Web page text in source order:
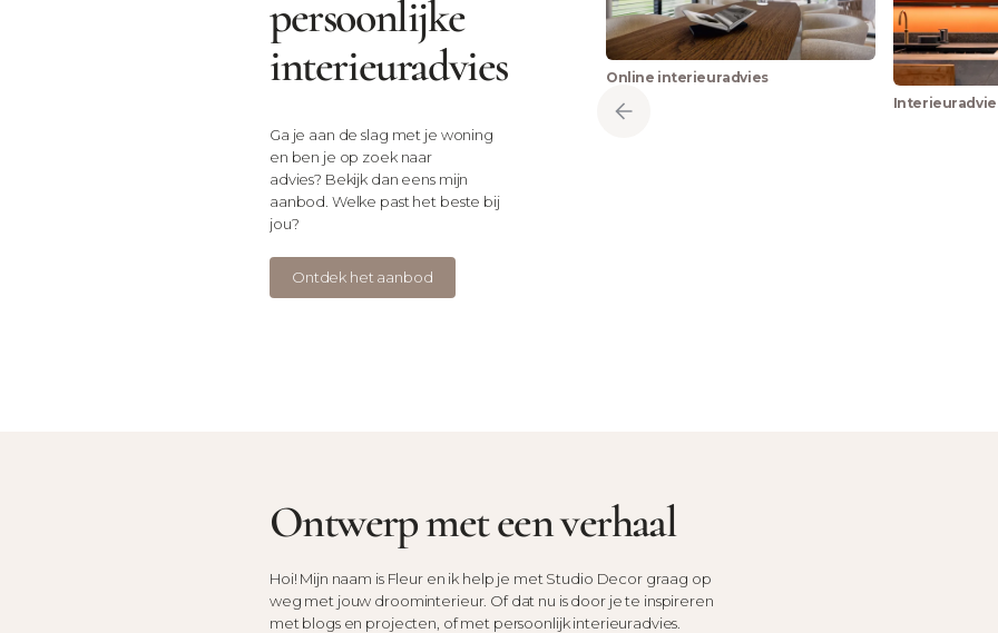
persoonlijke
interieuradvies
Ga je aan de slag met je woning
en ben je op zoek naar
advies? Bekijk dan eens mijn
aanbod. Welke past het beste bij
jou?
Ontdek het aanbod
Online interieuradvies
Ontwerp met een verhaal
Hoi! Mijn naam is Fleur en ik help je met Studio Decor graag op
weg met jouw droominterieur. Of dat nu is door je te inspireren
met blogs en projecten, of met persoonlijk interieuradvies.